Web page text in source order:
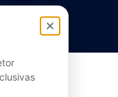
de Uso